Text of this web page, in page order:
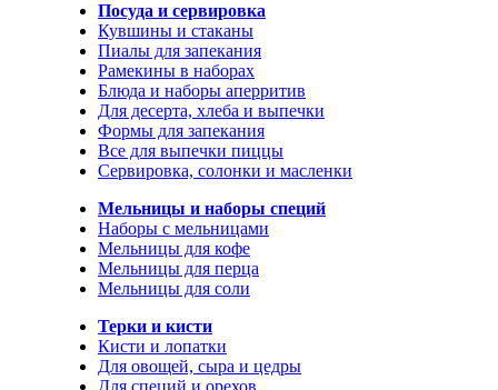
Посуда и сервировка
Кувшины и стаканы
Пиалы для запекания
Рамекины в наборах
Блюда и наборы аперритив
Для десерта, хлеба и выпечки
Формы для запекания
Все для выпечки пиццы
Сервировка, солонки и масленки
Мельницы и наборы специй
Наборы с мельницами
Мельницы для кофе
Мельницы для перца
Мельницы для соли
Терки и кисти
Кисти и лопатки
Для овощей, сыра и цедры
Для специй и орехов